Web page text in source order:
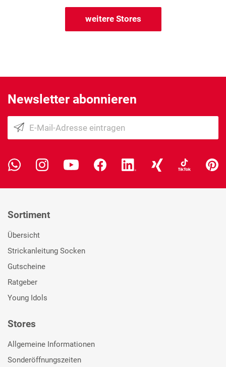
weitere Stores
Newsletter abonnieren
Sortiment
Übersicht
Strickanleitung Socken
Gutscheine
Ratgeber
Young Idols
Stores
Allgemeine Informationen
Sonderöffnungszeiten